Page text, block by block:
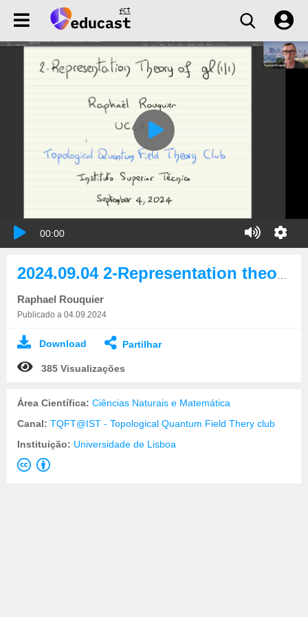
00:00
Raphael Rouquier
Publicado a 04.09.2024
Download Partilhar
385 Visualizações
Área Científica: Ciências Naturais e Matemática
Canal: TQFT@IST - Topological Quantum Field Thery club
Instituição: Universidade de Lisboa